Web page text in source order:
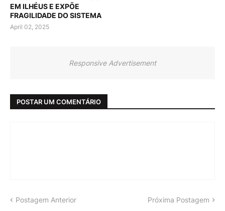
EM ILHÉUS E EXPÕE
FRAGILIDADE DO SISTEMA
April 02, 2025
Responsive Advertisement
POSTAR UM COMENTÁRIO
Postagem Anterior Próxima Postagem